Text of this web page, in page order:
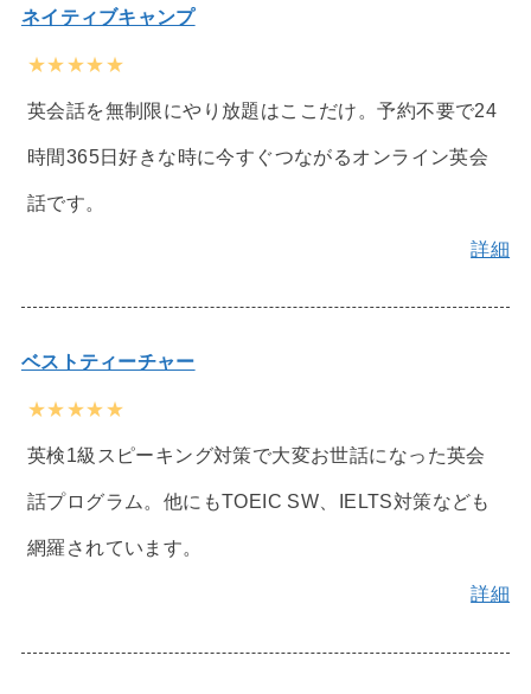
ネイティブキャンプ
★★★★★
英会話を無制限にやり放題はここだけ。予約不要で24
時間365日好きな時に今すぐつながるオンライン英会
話です。
詳細
ベストティーチャー
★★★★★
英検1級スピーキング対策で大変お世話になった英会
話プログラム。他にもTOEIC SW、IELTS対策なども
網羅されています。
詳細